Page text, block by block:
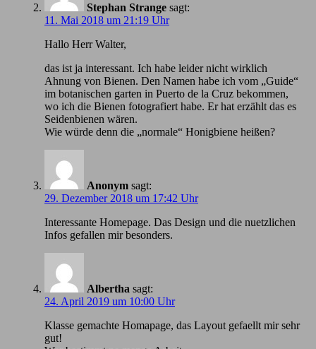
Stephan Strange sagt:
11. Mai 2018 um 21:19 Uhr
Hallo Herr Walter,
das ist ja interessant. Ich habe leider nicht wirklich
Ahnung von Bienen. Den Namen habe ich vom „Guide“
im botanischen garten in Puerto de la Cruz bekommen,
wo ich die Bienen fotografiert habe. Er hat erzählt das es
Seidenbienen wären.
Wie würde denn die „normale“ Honigbiene heißen?
Anonym sagt:
29. Dezember 2018 um 17:42 Uhr
Іnteressante Homepage. Das Design und die nuetzlichen
Infos gefallen mir besonders.
Albertha sagt:
24. April 2019 um 10:00 Uhr
Klasse gemachte Homapage, das Layout gefaellt mir sehr
gut!